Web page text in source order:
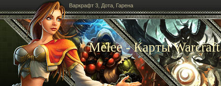
Варкрафт 3, Дота, Гарена
Melee - Карты